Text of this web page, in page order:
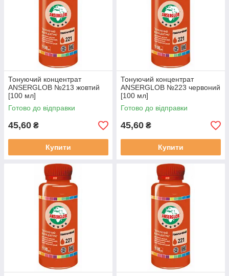
Тонуючий концентрат
ANSERGLOB №213 жовтий
[100 мл]
Готово до відправки
45,60 ₴
Купити
Тонуючий концентрат
ANSERGLOB №223 червоний
[100 мл]
Готово до відправки
45,60 ₴
Купити